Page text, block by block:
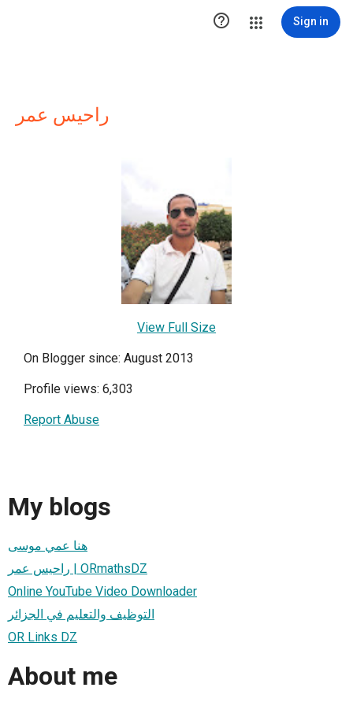
 Sign in
راحيس عمر
View Full Size
On Blogger since: August 2013
Profile views: 6,303
Report Abuse
My blogs
هنا عمي موسى
راحيس عمر | ORmathsDZ
Online YouTube Video Downloader
التوظيف والتعليم في الجزائر
OR Links DZ
About me